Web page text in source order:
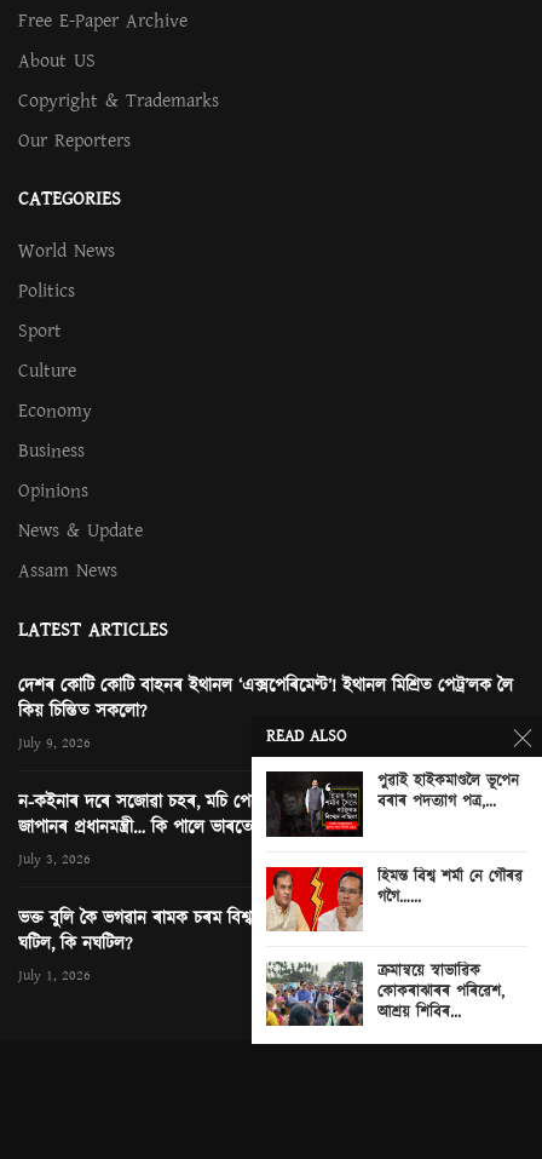
Free E-Paper Archive
About US
Copyright & Trademarks
Our Reporters
CATEGORIES
World News
Politics
Sport
Culture
Economy
Business
Opinions
News & Update
Assam News
LATEST ARTICLES
দেশৰ কোটি কোটি বাহনৰ ইথানল ‘এক্সপেৰিমেণ্ট’! ইথানল মিশ্ৰিত পেট্ৰ’লক লৈ
কিয় চিন্তিত সকলো?
July 9, 2026
ন-কইনাৰ দৰে সজোৱা চহৰ, মচি পেলোৱা এখন ছবি আৰু নতুন দিল্লীত
জাপানৰ প্ৰধানমন্ত্ৰী… কি পালে ভাৰতে?
July 3, 2026
ভক্ত বুলি কৈ ভগৱান ৰামক চৰম বিশ্বাসঘাটকতা! অযোধ্যাৰ ৰাম মন্দিৰত কি
ঘটিল, কি নঘটিল?
July 1, 2026
READ ALSO
পুৱাই হাইকমাণ্ডলৈ ভূপেন
বৰাৰ পদত্যাগ পত্ৰ,...
হিমন্ত বিশ্ব শৰ্মা নে গৌৰৱ
গগৈ…...
ক্ৰমান্বয়ে স্বাভাৱিক
কোকৰাঝাৰৰ পৰিৱেশ,
আশ্ৰয় শিবিৰ...